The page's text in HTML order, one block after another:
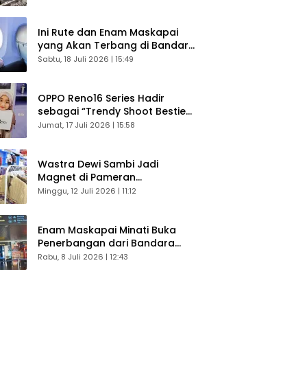
Ini Rute dan Enam Maskapai
yang Akan Terbang di Bandara
Husein Sastranegara
Sabtu, 18 Juli 2026 | 15:49
OPPO Reno16 Series Hadir
sebagai “Trendy Shoot Bestie”,
Bikin Konten Kreator Makin
Jumat, 17 Juli 2026 | 15:58
Wastra Dewi Sambi Jadi
Magnet di Pameran
Dekranasda, Banyak Diminati
Minggu, 12 Juli 2026 | 11:12
Enam Maskapai Minati Buka
Penerbangan dari Bandara
Husein Sastranegara
Rabu, 8 Juli 2026 | 12:43